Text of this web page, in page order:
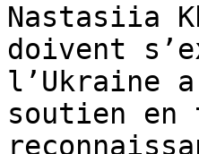
Nastasiia
doivent
l’Ukraine
soutien en